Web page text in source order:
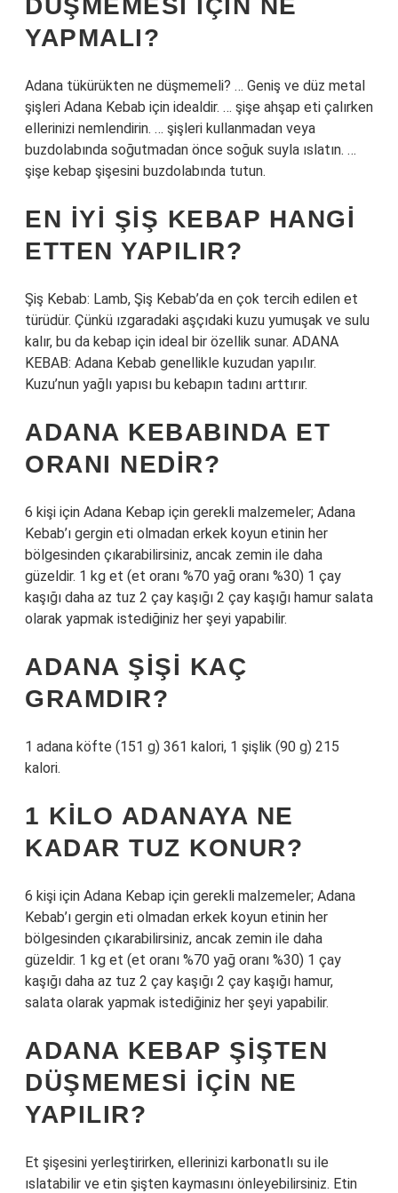
DÜŞMEMESI IÇIN NE
YAPMALI?
Adana tükürükten ne düşmemeli? … Geniş ve düz metal
şişleri Adana Kebab için idealdir. … şişe ahşap eti çalırken
ellerinizi nemlendirin. … şişleri kullanmadan veya
buzdolabında soğutmadan önce soğuk suyla ıslatın. …
şişe kebap şişesini buzdolabında tutun.
EN IYI ŞIŞ KEBAP HANGI
ETTEN YAPILIR?
Şiş Kebab: Lamb, Şiş Kebab’da en çok tercih edilen et
türüdür. Çünkü ızgaradaki aşçıdaki kuzu yumuşak ve sulu
kalır, bu da kebap için ideal bir özellik sunar. ADANA
KEBAB: Adana Kebab genellikle kuzudan yapılır.
Kuzu’nun yağlı yapısı bu kebapın tadını arttırır.
ADANA KEBABINDA ET
ORANI NEDIR?
6 kişi için Adana Kebap için gerekli malzemeler; Adana
Kebab’ı gergin eti olmadan erkek koyun etinin her
bölgesinden çıkarabilirsiniz, ancak zemin ile daha
güzeldir. 1 kg et (et oranı %70 yağ oranı %30) 1 çay
kaşığı daha az tuz 2 çay kaşığı 2 çay kaşığı hamur salata
olarak yapmak istediğiniz her şeyi yapabilir.
ADANA ŞIŞI KAÇ
GRAMDIR?
1 adana köfte (151 g) 361 kalori, 1 şişlik (90 g) 215
kalori.
1 KILO ADANAYA NE
KADAR TUZ KONUR?
6 kişi için Adana Kebap için gerekli malzemeler; Adana
Kebab’ı gergin eti olmadan erkek koyun etinin her
bölgesinden çıkarabilirsiniz, ancak zemin ile daha
güzeldir. 1 kg et (et oranı %70 yağ oranı %30) 1 çay
kaşığı daha az tuz 2 çay kaşığı 2 çay kaşığı hamur,
salata olarak yapmak istediğiniz her şeyi yapabilir.
ADANA KEBAP ŞIŞTEN
DÜŞMEMESI IÇIN NE
YAPILIR?
Et şişesini yerleştirirken, ellerinizi karbonatlı su ile
ıslatabilir ve etin şişten kaymasını önleyebilirsiniz. Etin